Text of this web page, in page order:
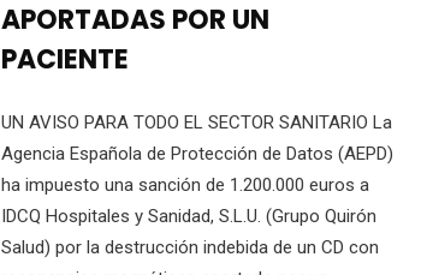
APORTADAS POR UN
PACIENTE
UN AVISO PARA TODO EL SECTOR SANITARIO La
Agencia Española de Protección de Datos (AEPD)
ha impuesto una sanción de 1.200.000 euros a
IDCQ Hospitales y Sanidad, S.L.U. (Grupo Quirón
Salud) por la destrucción indebida de un CD con